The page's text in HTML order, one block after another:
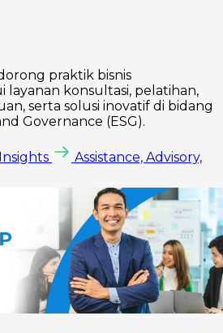
praktik bisnis
konsultasi, pelatihan,
serta solusi inovatif di bidang
Governance (ESG).
Insights
Assistance, Advisory,